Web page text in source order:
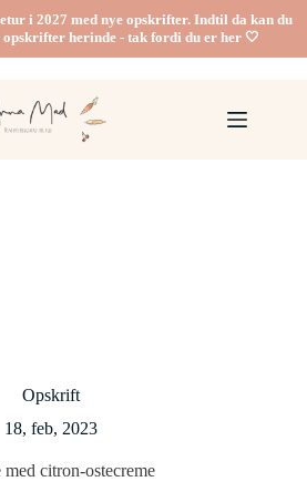
i 2027 med nye opskrifter. Indtil da kan du
opskrifter herinde - tak fordi du er her 🤍
Opskrift
18, feb, 2023
citron-ostecreme